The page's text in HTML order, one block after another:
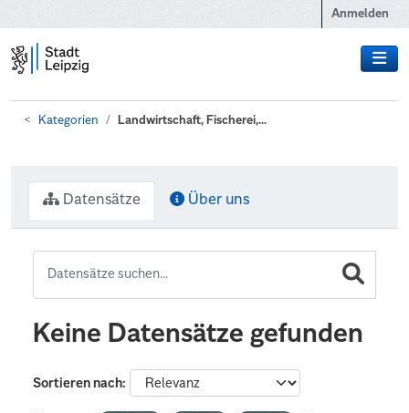
Anmelden
Kategorien Landwirtschaft, Fischerei,...
Datensätze Über uns
Keine Datensätze gefunden
Sortieren nach